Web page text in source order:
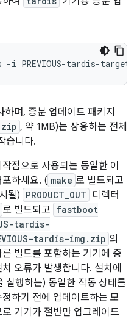
-i PREVIOUS-tardis-
며, 증분 업데이트 패키지
, 약 1MB)는 상응하는 전체
습니다.
점으로 사용되는 동일한 이
하세요. ( make 로 빌드되고
될) PRODUCT_OUT 디렉터
로 빌드되고 fastboot
tardis-
tardis-img.zip 의
빌드를 포함하는 기기에 증
오류가 발생합니다. 설치에
실행하는) 동일한 작동 상태를
하기 전에 업데이트하는 모
기기가 절반만 업그레이드